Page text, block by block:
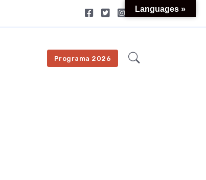
Programa 2026
Languages »